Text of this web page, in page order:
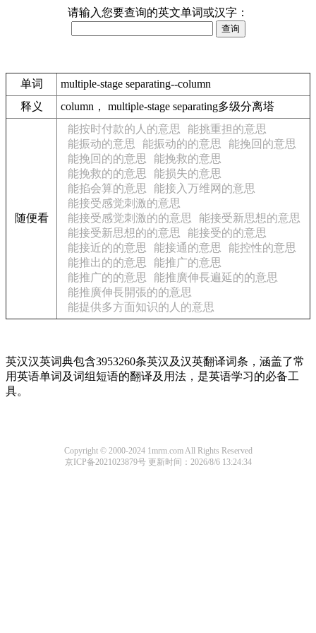
请输入您要查询的英文单词或汉字：
单词
multiple-stage separating--column
释义
column， multiple-stage separating多级分离塔
随便看
能按时付款的人的意思
能挑重担的意思
能振动的意思
能振动的的意思
能挽回的意思
能挽回的的意思
能挽救的意思
能挽救的的意思
能损失的意思
能掐会算的意思
能接入万维网的意思
能接受感觉刺激的意思
能接受感觉刺激的的意思
能接受新思想的意思
能接受新思想的的意思
能接受的的意思
能接近的的意思
能接通的意思
能控性的意思
能推出的的意思
能推广的意思
能推广的的意思
能推廣伸長遍延的的意思
能推廣伸長開張的的意思
能提供多方面知识的人的意思
英汉汉英词典包含3953260条英汉及汉英翻译词条，涵盖了常
用英语单词及词组短语的翻译及用法，是英语学习的必备工
具。
Copyright © 2000-2024 1mrm.com All Rights Reserved
京ICP备2021023879号 更新时间：2026/8/6 13:24:34